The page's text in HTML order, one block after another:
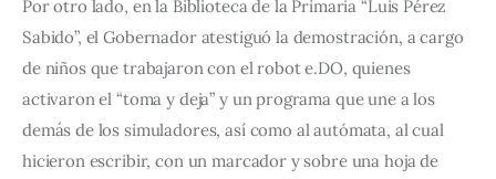
Por otro lado, en la Biblioteca de la Primaria “Luis Pérez
Sabido”, el Gobernador atestiguó la demostración, a cargo
de niños que trabajaron con el robot e.DO, quienes
activaron el “toma y deja” y un programa que une a los
demás de los simuladores, así como al autómata, al cual
hicieron escribir, con un marcador y sobre una hoja de